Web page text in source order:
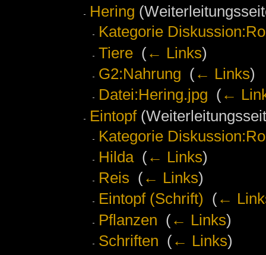
Hering
Kategorie
Tiere‎ (← Links)
G2:Nahrung (← Links)
Datei:Hering.jpg (←
Eintopf
Kategorie
Hilda‎ (← Links)
Reis (← Links)
Eintopf (Schrift)
(←
Pflanzen (← Links)
Schriften (← Links)